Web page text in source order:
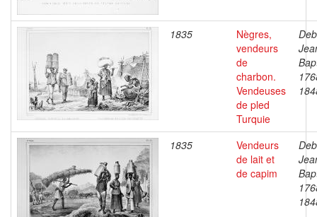
1835
Nègres,
vendeurs
de
charbon.
Vendeuses
de pled
Turquie
1835
Vendeurs
de lait et
de capim